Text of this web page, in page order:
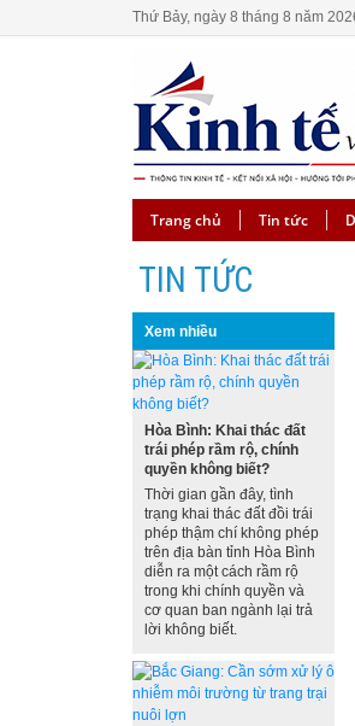
Thứ Bảy, ngày 8 tháng 8 năm
Trang chủ Tin tức
TIN TỨC
Xem nhiều
Hòa Bình: Khai thác đất
trái phép rầm rộ, chính
quyền không biết?
Thời gian gần đây, tình
trạng khai thác đất đồi trái
phép thậm chí không phép
trên địa bàn tỉnh Hòa Bình
diễn ra một cách rầm rộ
trong khi chính quyền và
cơ quan ban ngành lại trả
lời không biết.